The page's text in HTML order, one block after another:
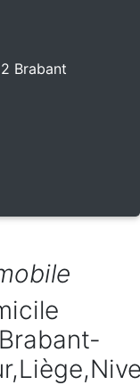
Brabant